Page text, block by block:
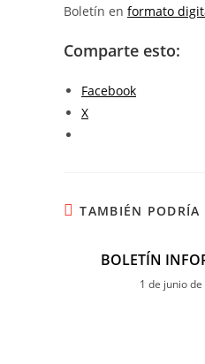
Boletín en formato
Comparte esto:
Facebook
X
TAMBIÉN PODRÍA
BOLETÍN
1 de junio